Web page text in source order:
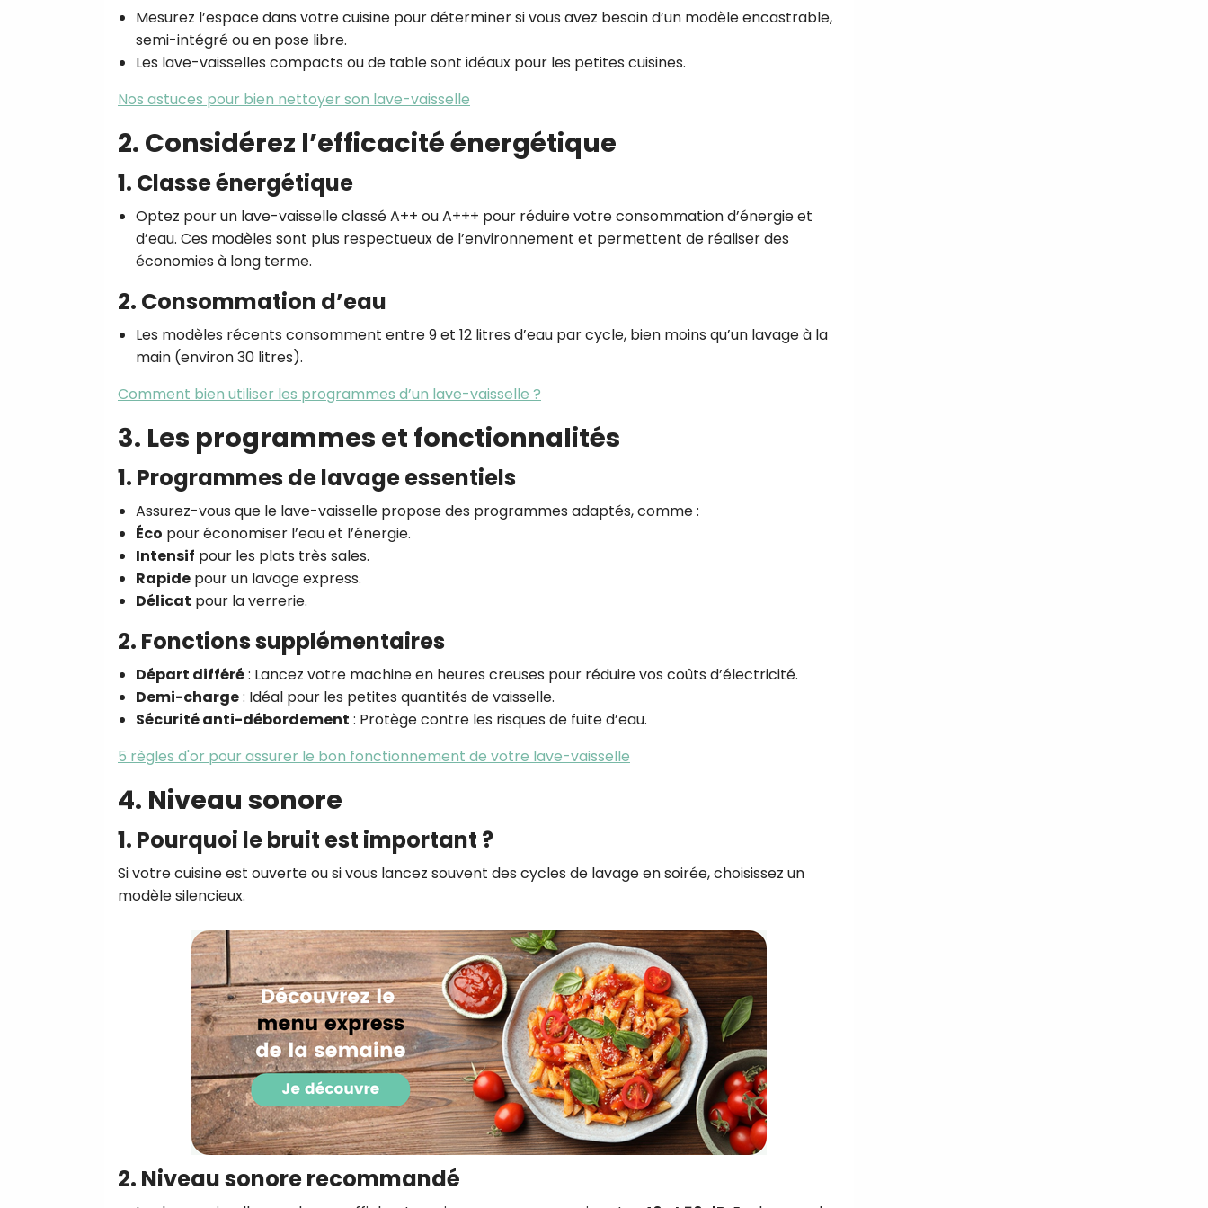
Mesurez l’espace dans votre cuisine pour déterminer si vous avez besoin d’un modèle encastrable,
semi-intégré ou en pose libre.
Les lave-vaisselles compacts ou de table sont idéaux pour les petites cuisines.
Nos astuces pour bien nettoyer son lave-vaisselle
2. Considérez l’efficacité énergétique
1. Classe énergétique
Optez pour un lave-vaisselle classé A++ ou A+++ pour réduire votre consommation d’énergie et
d’eau. Ces modèles sont plus respectueux de l’environnement et permettent de réaliser des
économies à long terme.
2. Consommation d’eau
Les modèles récents consomment entre 9 et 12 litres d’eau par cycle, bien moins qu’un lavage à la
main (environ 30 litres).
Comment bien utiliser les programmes d’un lave-vaisselle ?
3. Les programmes et fonctionnalités
1. Programmes de lavage essentiels
Assurez-vous que le lave-vaisselle propose des programmes adaptés, comme :
Éco pour économiser l’eau et l’énergie.
Intensif pour les plats très sales.
Rapide pour un lavage express.
Délicat pour la verrerie.
2. Fonctions supplémentaires
Départ différé: Lancez votre machine en heures creuses pour réduire vos coûts d’électricité.
Demi-charge: Idéal pour les petites quantités de vaisselle.
Sécurité anti-débordement : Protège contre les risques de fuite d’eau.
5 règles d'or pour assurer le bon fonctionnement de votre lave-vaisselle
4. Niveau sonore
1. Pourquoi le bruit est important ?
Si votre cuisine est ouverte ou si vous lancez souvent des cycles de lavage en soirée, choisissez un
modèle silencieux.
2. Niveau sonore recommandé